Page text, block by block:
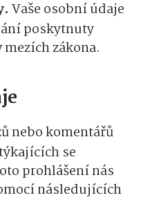
Vaše osobní údaje
poskytnuty
zákona.
nebo komentářů
se
prohlášení nás
následujících